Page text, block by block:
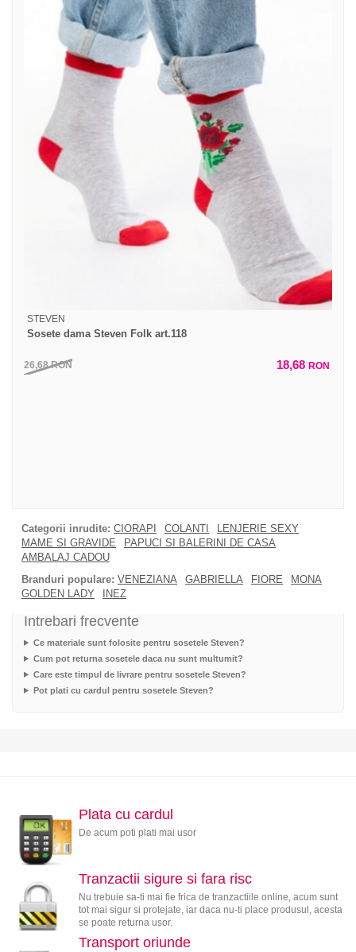
STEVEN
Sosete dama Steven Folk art.118
26,68RON 18,68 RON
Categorii inrudite: CIORAPI COLANTI
LENJERIE SEXY
MAME SI GRAVIDE
PAPUCI SI BALERINI DE CASA
AMBALAJ CADOU
Branduri populare: VENEZIANA GABRIELLA FIORE
MONA
GOLDEN LADY
INEZ
Intrebari frecvente
Ce materiale sunt folosite pentru sosetele Steven?
Cum pot returna sosetele daca nu sunt multumit?
Care este timpul de livrare pentru sosetele Steven?
Pot plati cu cardul pentru sosetele Steven?
Plata cu cardul
De acum poti plati mai usor
Tranzactii sigure si fara risc
Nu trebuie sa-ti mai fie frica de tranzactiile online, acum sunt
tot mai sigur si protejate, iar daca nu-ti place produsul, acesta
se poate returna usor.
Transport oriunde